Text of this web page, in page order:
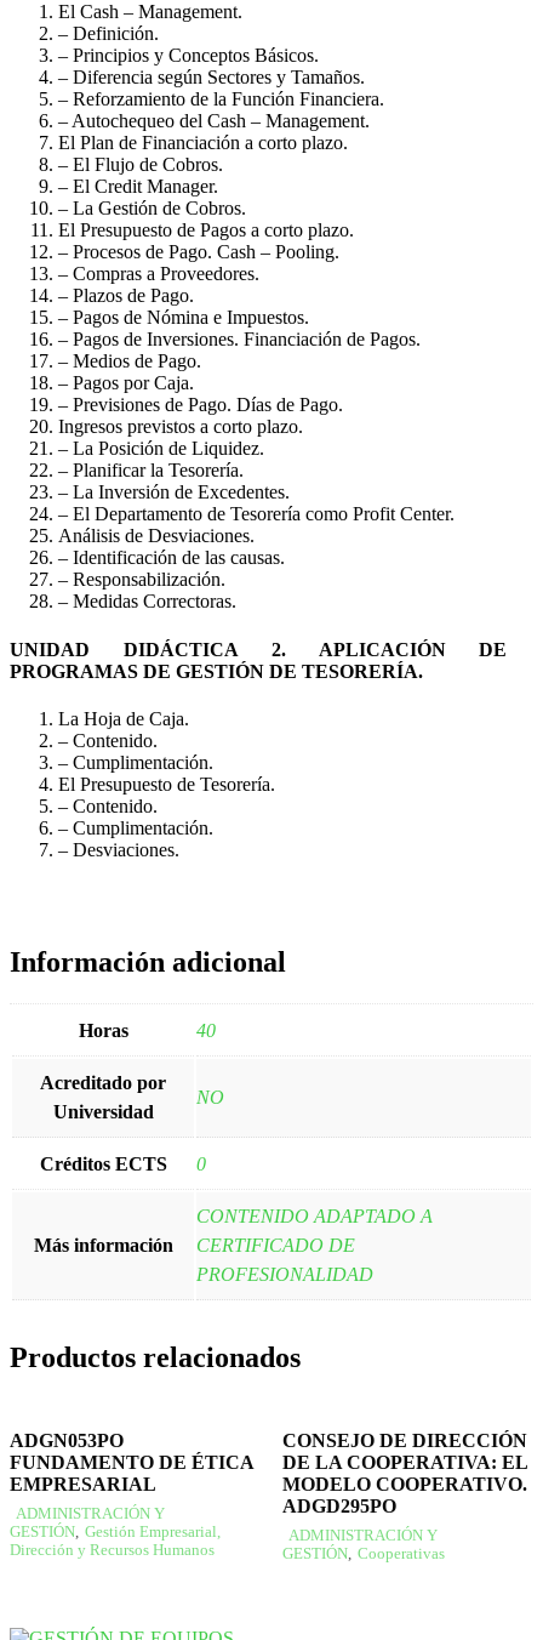
El Cash – Management.
– Definición.
– Principios y Conceptos Básicos.
– Diferencia según Sectores y Tamaños.
– Reforzamiento de la Función Financiera.
– Autochequeo del Cash – Management.
El Plan de Financiación a corto plazo.
– El Flujo de Cobros.
– El Credit Manager.
– La Gestión de Cobros.
El Presupuesto de Pagos a corto plazo.
– Procesos de Pago. Cash – Pooling.
– Compras a Proveedores.
– Plazos de Pago.
– Pagos de Nómina e Impuestos.
– Pagos de Inversiones. Financiación de Pagos.
– Medios de Pago.
– Pagos por Caja.
– Previsiones de Pago. Días de Pago.
Ingresos previstos a corto plazo.
– La Posición de Liquidez.
– Planificar la Tesorería.
– La Inversión de Excedentes.
– El Departamento de Tesorería como Profit Center.
Análisis de Desviaciones.
– Identificación de las causas.
– Responsabilización.
– Medidas Correctoras.
UNIDAD DIDÁCTICA 2. APLICACIÓN DE
PROGRAMAS DE GESTIÓN DE TESORERÍA.
La Hoja de Caja.
– Contenido.
– Cumplimentación.
El Presupuesto de Tesorería.
– Contenido.
– Cumplimentación.
– Desviaciones.
Información adicional
Horas 40
Acreditado por
Universidad
NO
Créditos ECTS 0
Más información
CONTENIDO ADAPTADO A
CERTIFICADO DE
PROFESIONALIDAD
Productos relacionados
ADGN053PO
FUNDAMENTO DE ÉTICA
EMPRESARIAL
ADMINISTRACIÓN Y
GESTIÓN Gestión Empresarial,
Dirección y Recursos Humanos
CONSEJO DE DIRECCIÓN
DE LA COOPERATIVA: EL
MODELO COOPERATIVO.
ADGD295PO
ADMINISTRACIÓN Y
GESTIÓN, Cooperativas